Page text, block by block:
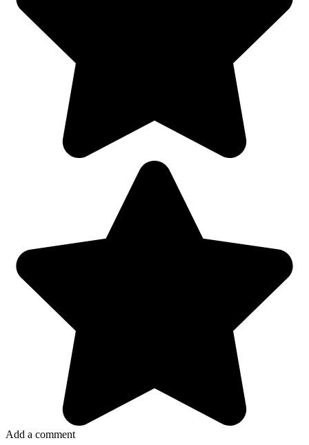
Add a comment